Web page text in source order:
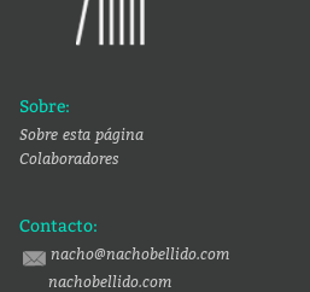
Sobre:
Sobre esta página
Colaboradores
Contacto:
nacho@nachobellido.com
nachobellido.com